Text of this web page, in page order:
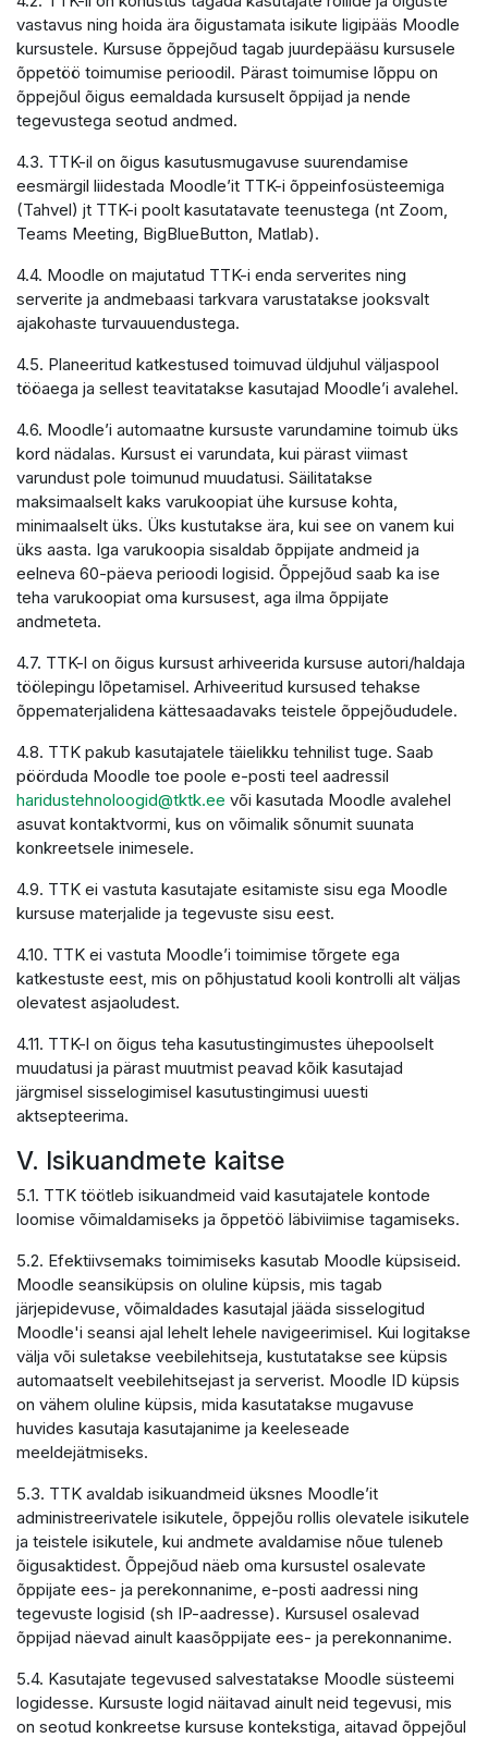
vastavus ning hoida ära õigustamata isikute ligipääs Moodle
kursustele. Kursuse õppejõud tagab juurdepääsu kursusele
õppetöö toimumise perioodil. Pärast toimumise lõppu on
õppejõul õigus eemaldada kursuselt õppijad ja nende
tegevustega seotud andmed.
4.3. TTK-il on õigus kasutusmugavuse suurendamise
eesmärgil liidestada Moodle’it TTK-i õppeinfosüsteemiga
(Tahvel) jt TTK-i poolt kasutatavate teenustega (nt Zoom,
Teams Meeting, BigBlueButton, Matlab).
4.4. Moodle on majutatud TTK-i enda serverites ning
serverite ja andmebaasi tarkvara varustatakse jooksvalt
ajakohaste turvauuendustega.
4.5. Planeeritud katkestused toimuvad üldjuhul väljaspool
tööaega ja sellest teavitatakse kasutajad Moodle’i avalehel.
4.6. Moodle’i automaatne kursuste varundamine toimub üks
kord nädalas. Kursust ei varundata, kui pärast viimast
varundust pole toimunud muudatusi. Säilitatakse
maksimaalselt kaks varukoopiat ühe kursuse kohta,
minimaalselt üks. Üks kustutakse ära, kui see on vanem kui
üks aasta. Iga varukoopia sisaldab õppijate andmeid ja
eelneva 60-päeva perioodi logisid. Õppejõud saab ka ise
teha varukoopiat oma kursusest, aga ilma õppijate
andmeteta.
4.7. TTK-l on õigus kursust arhiveerida kursuse autori/haldaja
töölepingu lõpetamisel. Arhiveeritud kursused tehakse
õppematerjalidena kättesaadavaks teistele õppejõududele.
4.8. TTK pakub kasutajatele täielikku tehnilist tuge. Saab
pöörduda Moodle toe poole e-posti teel aadressil
haridustehnoloogid@tktk.ee või kasutada Moodle avalehel
asuvat kontaktvormi, kus on võimalik sõnumit suunata
konkreetsele inimesele.
4.9. TTK ei vastuta kasutajate esitamiste sisu ega Moodle
kursuse materjalide ja tegevuste sisu eest.
4.10. TTK ei vastuta Moodle’i toimimise tõrgete ega
katkestuste eest, mis on põhjustatud kooli kontrolli alt väljas
olevatest asjaoludest.
4.11. TTK-l on õigus teha kasutustingimustes ühepoolselt
muudatusi ja pärast muutmist peavad kõik kasutajad
järgmisel sisselogimisel kasutustingimusi uuesti
aktsepteerima.
V. Isikuandmete kaitse
5.1. TTK töötleb isikuandmeid vaid kasutajatele kontode
loomise võimaldamiseks ja õppetöö läbiviimise tagamiseks.
5.2. Efektiivsemaks toimimiseks kasutab Moodle küpsiseid.
Moodle seansiküpsis on oluline küpsis, mis tagab
järjepidevuse, võimaldades kasutajal jääda sisselogitud
Moodle'i seansi ajal lehelt lehele navigeerimisel. Kui logitakse
välja või suletakse veebilehitseja, kustutatakse see küpsis
automaatselt veebilehitsejast ja serverist. Moodle ID küpsis
on vähem oluline küpsis, mida kasutatakse mugavuse
huvides kasutaja kasutajanime ja keeleseade
meeldejätmiseks.
5.3. TTK avaldab isikuandmeid üksnes Moodle’it
administreerivatele isikutele, õppejõu rollis olevatele isikutele
ja teistele isikutele, kui andmete avaldamise nõue tuleneb
õigusaktidest. Õppejõud näeb oma kursustel osalevate
õppijate ees- ja perekonnanime, e-posti aadressi ning
tegevuste logisid (sh IP-aadresse). Kursusel osalevad
õppijad näevad ainult kaasõppijate ees- ja perekonnanime.
5.4. Kasutajate tegevused salvestatakse Moodle süsteemi
logidesse. Kursuste logid näitavad ainult neid tegevusi, mis
on seotud konkreetse kursuse kontekstiga, aitavad õppejõul